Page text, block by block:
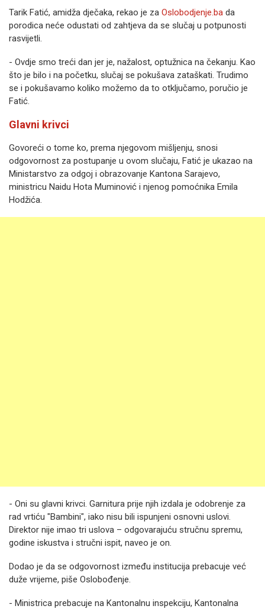
Tarik Fatić, amidža dječaka, rekao je za Oslobodjenje.ba da
porodica neće odustati od zahtjeva da se slučaj u potpunosti
rasvijetli.
- Ovdje smo treći dan jer je, nažalost, optužnica na čekanju. Kao
što je bilo i na početku, slučaj se pokušava zataškati. Trudimo
se i pokušavamo koliko možemo da to otključamo, poručio je
Fatić.
Glavni krivci
Govoreći o tome ko, prema njegovom mišljenju, snosi
odgovornost za postupanje u ovom slučaju, Fatić je ukazao na
Ministarstvo za odgoj i obrazovanje Kantona Sarajevo,
ministricu Naidu Hota Muminović i njenog pomoćnika Emila
Hodžića.
- Oni su glavni krivci. Garnitura prije njih izdala je odobrenje za
rad vrtiću "Bambini", iako nisu bili ispunjeni osnovni uslovi.
Direktor nije imao tri uslova – odgovarajuću stručnu spremu,
godine iskustva i stručni ispit, naveo je on.
Dodao je da se odgovornost između institucija prebacuje već
duže vrijeme, piše Oslobođenje.
- Ministrica prebacuje na Kantonalnu inspekciju, Kantonalna